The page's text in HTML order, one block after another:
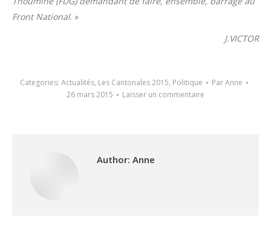
Front National. »
J.VICTOR
Categories: Actualités, Les Cantonales 2015, Politique ParAnne
26 mars 2015
Laisser un commentaire
Author: Anne